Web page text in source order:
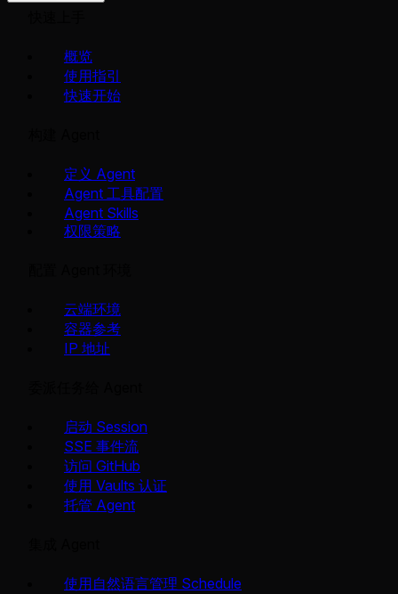
概览
使用指引
快速开始
定义 Agent
Agent 工具配置
Agent Skills
权限策略
云端环境
容器参考
IP 地址
启动 Session
SSE 事件流
访问 GitHub
使用 Vaults 认证
托管 Agent
使用自然语言管理 Schedule